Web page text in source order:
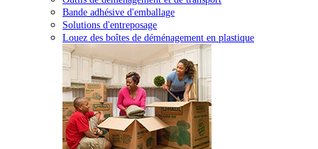
Bande adhésive d'emballage
Solutions d'entreposage
Louez des boîtes de déménagement en plastique